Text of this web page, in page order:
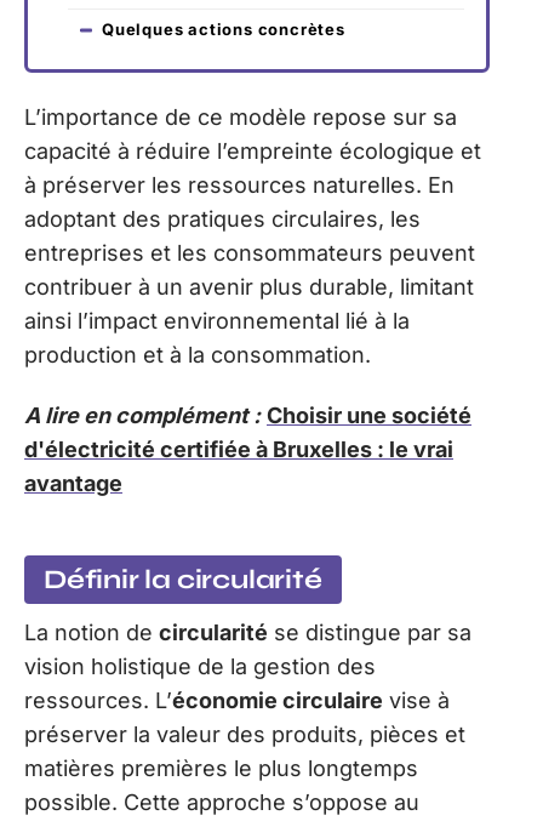
Quelques actions concrètes
L’importance de ce modèle repose sur sa
capacité à réduire l’empreinte écologique et
à préserver les ressources naturelles. En
adoptant des pratiques circulaires, les
entreprises et les consommateurs peuvent
contribuer à un avenir plus durable, limitant
ainsi l’impact environnemental lié à la
production et à la consommation.
A lire en complément : Choisir une société
d'électricité certifiée à Bruxelles : le vrai
avantage
Définir la circularité
La notion de circularité se distingue par sa
vision holistique de la gestion des
ressources. L’économie circulaire vise à
préserver la valeur des produits, pièces et
matières premières le plus longtemps
possible. Cette approche s’oppose au